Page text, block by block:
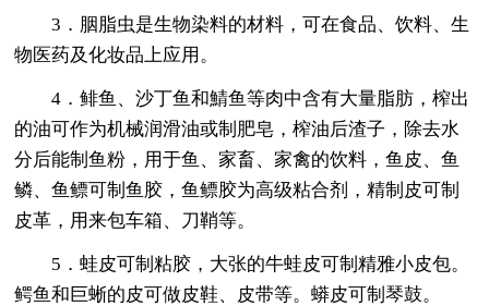
3．胭脂虫是生物染料的材料，可在食品、饮料、生
物医药及化妆品上应用。
4．鲱鱼、沙丁鱼和鯖鱼等肉中含有大量脂肪，榨出
的油可作为机械润滑油或制肥皂，榨油后渣子，除去水
分后能制鱼粉，用于鱼、家畜、家禽的饮料，鱼皮、鱼
鳞、鱼鳔可制鱼胶，鱼鳔胶为高级粘合剂，精制皮可制
皮革，用来包车箱、刀鞘等。
5．蛙皮可制粘胶，大张的牛蛙皮可制精雅小皮包。
鳄鱼和巨蜥的皮可做皮鞋、皮带等。蟒皮可制琴鼓。